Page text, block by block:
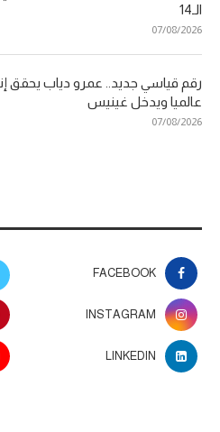
الـ14
07/08/2026
رقم قياسي جديد.. عمرو دياب يحقق
عالميا ويدخل غينيس
07/08/2026
FACEBOOK
INSTAGRAM
LINKEDIN